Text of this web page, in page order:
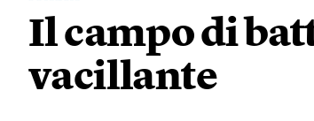
Il campo di
vacillante